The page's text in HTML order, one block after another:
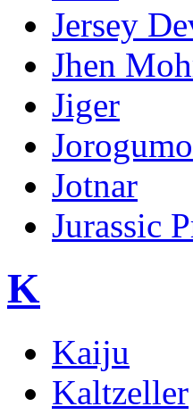
Jersey
Jhen
Jiger
Jorogumo
Jotnar
Jurassic
K
Kaiju
Kaltzeller